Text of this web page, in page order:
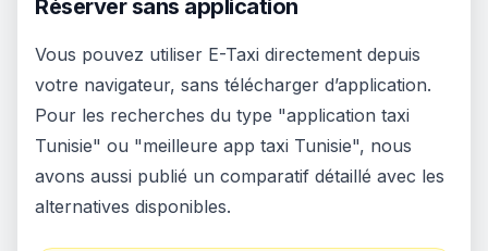
Réserver sans application
Vous pouvez utiliser E-Taxi directement depuis
votre navigateur, sans télécharger d’application.
Pour les recherches du type "application taxi
Tunisie" ou "meilleure app taxi Tunisie", nous
avons aussi publié un comparatif détaillé avec les
alternatives disponibles.